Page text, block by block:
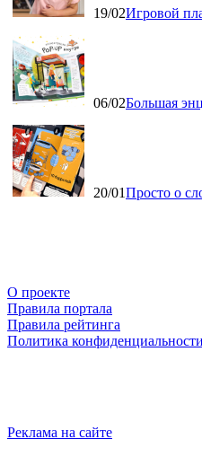
19/02Игровой
06/02Большая
20/01Просто о
О проекте
Правила портала
Правила рейтинга
Политика конфиденциальности
Реклама на сайте